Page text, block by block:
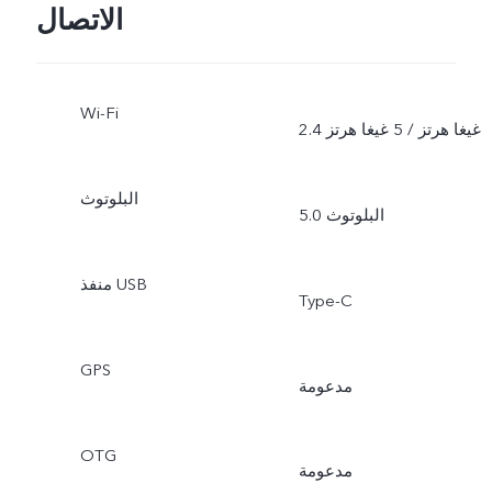
الاتصال
Wi-Fi
2.4 غيغا هرتز / 5 غيغا هرتز
البلوتوث
البلوتوث 5.0
منفذ USB
Type-C
GPS
مدعومة
OTG
مدعومة